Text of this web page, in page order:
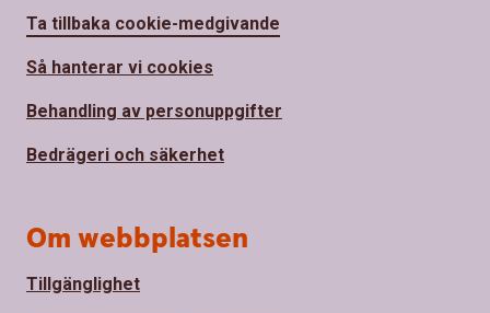
Ta tillbaka cookie-medgivande
Så hanterar vi cookies
Behandling av personuppgifter
Bedrägeri och säkerhet
Om webbplatsen
Tillgänglighet